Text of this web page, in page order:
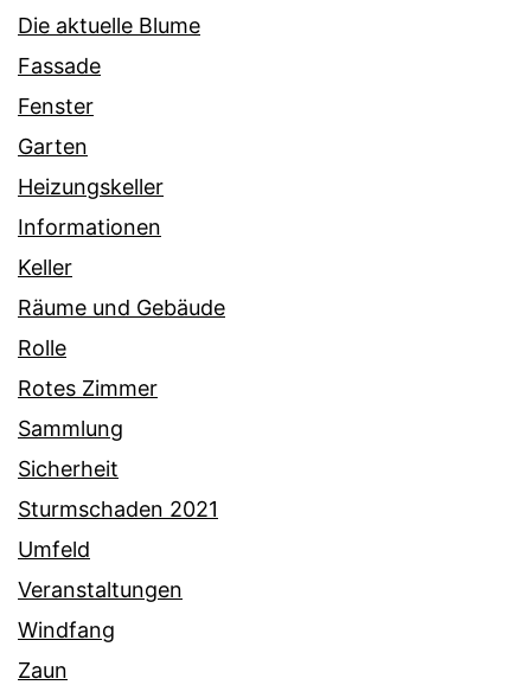
Die aktuelle Blume
Fassade
Fenster
Garten
Heizungskeller
Informationen
Keller
Räume und Gebäude
Rolle
Rotes Zimmer
Sammlung
Sicherheit
Sturmschaden 2021
Umfeld
Veranstaltungen
Windfang
Zaun